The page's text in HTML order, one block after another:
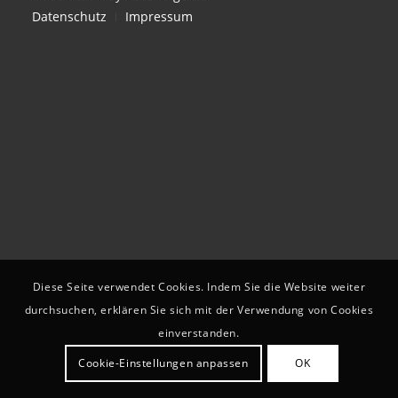
Datenschutz
Impressum
Diese Seite verwendet Cookies. Indem Sie die Website weiter
durchsuchen, erklären Sie sich mit der Verwendung von Cookies
einverstanden.
Cookie-Einstellungen anpassen OK